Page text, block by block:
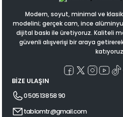
Modern, soyut, minimal ve
modelini; gerçek cam, ince
dijital baskı ile üretiyoruz. Kaliteli
güvenli alışverişi bir araya
BİZE ULAŞIN
0 505 138 58 90
tablomtr@gmail.com